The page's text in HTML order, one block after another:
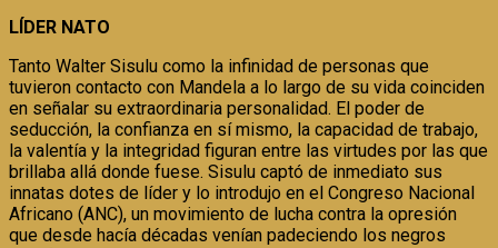
LÍDER NATO
Tanto Walter Sisulu como la infinidad de personas que
tuvieron contacto con Mandela a lo largo de su vida coinciden
en señalar su extraordinaria personalidad. El poder de
seducción, la confianza en sí mismo, la capacidad de trabajo,
la valentía y la integridad figuran entre las virtudes por las que
brillaba allá donde fuese. Sisulu captó de inmediato sus
innatas dotes de líder y lo introdujo en el Congreso Nacional
Africano (ANC), un movimiento de lucha contra la opresión
que desde hacía décadas venían padeciendo los negros